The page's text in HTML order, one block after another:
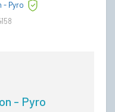
- Pyro
- Pyro